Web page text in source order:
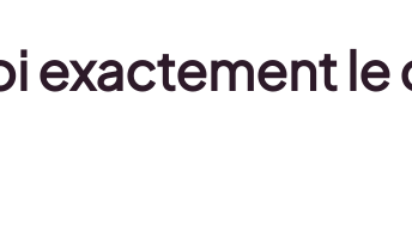
exactement